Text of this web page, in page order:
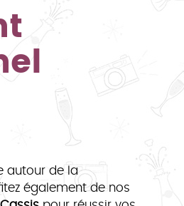
autour de la
également de nos